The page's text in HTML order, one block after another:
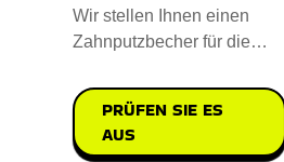
Wir stellen Ihnen einen
Zahnputzbecher für die
Aufbewahrung Ih
PRÜFEN SIE ES
AUS